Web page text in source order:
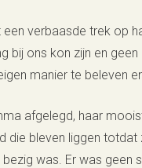
verbaasde trek op
bij ons kon zijn en
manier te beleven
afgelegd, haar
die bleven liggen
was. Er was geen